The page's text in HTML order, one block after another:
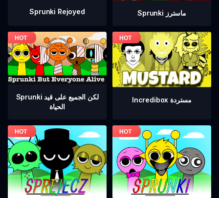
Sprunki Rejoyed Sprunki ماسترز
Sprunki لكن الجميع على قيد
الحياة
Incredibox مستردة